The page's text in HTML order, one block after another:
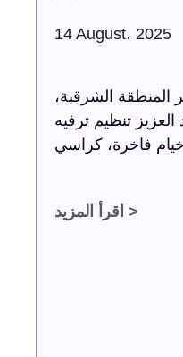
14 August، 2025
الشرقية،
2023 بميناء الملك عبد العزيز تنظيم ترفيه
اقرأ المزيد >